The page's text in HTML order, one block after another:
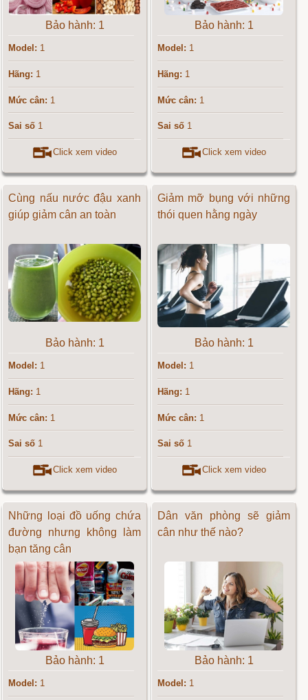
Bảo hành: 1
Model: 1
Hãng: 1
Mức cân: 1
Sai số 1
Click xem video
Bảo hành: 1
Model: 1
Hãng: 1
Mức cân: 1
Sai số 1
Click xem video
Cùng nấu nước đậu xanh
giúp giảm cân an toàn
Bảo hành: 1
Model: 1
Hãng: 1
Mức cân: 1
Sai số 1
Click xem video
Giảm mỡ bụng với những
thói quen hằng ngày
Bảo hành: 1
Model: 1
Hãng: 1
Mức cân: 1
Sai số 1
Click xem video
Những loại đồ uống chứa
đường nhưng không làm
bạn tăng cân
Bảo hành: 1
Model: 1
Dân văn phòng sẽ giảm
cân như thế nào?
Bảo hành: 1
Model: 1